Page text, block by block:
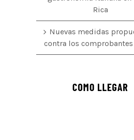
Rica
Nuevas medidas
contra los comprobantes
COMO LLEGAR